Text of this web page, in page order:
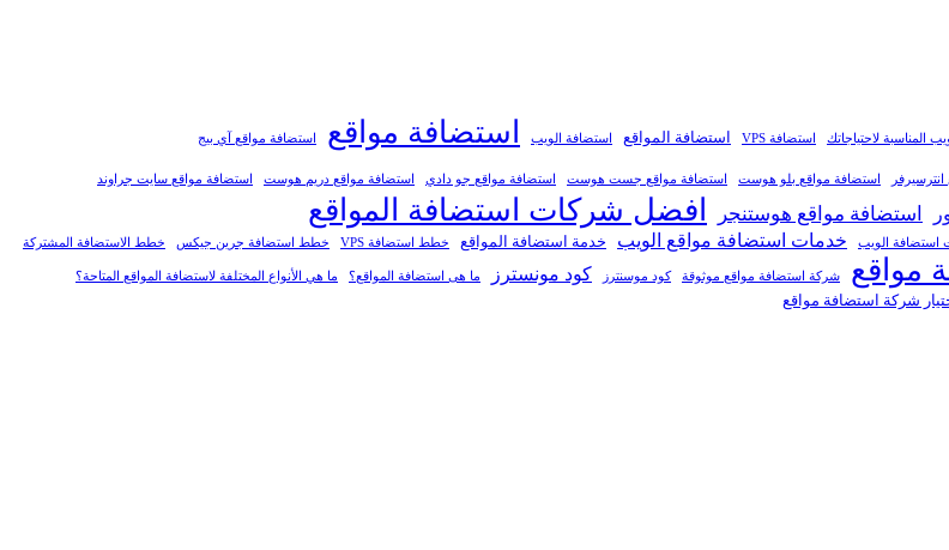
المناسبة لاحتياجاتك استضافة VPS استضافة المواقع استضافة الويب استضافة مواقع استضافة مواقع آي بيج
استضافة مواقع بلو هوست استضافة مواقع جست هوست استضافة مواقع جو دادي استضافة مواقع دريم هوست استضافة مواقع سايت جراوند
استضافة مواقع هوستنجر افضل شركات استضافة المواقع
استضافة الويب خدمات استضافة مواقع الويب خدمة استضافة المواقع خطط استضافة VPS خطط استضافة جرين جيكس خطط الاستضافة المشتركة
مواقع شركة استضافة مواقع موثوقة كود موسنترز كود مونسترز ما هى استضافة المواقع؟
ما هي الأنواع المختلفة لاستضافة المواقع المتاحة؟
شركة استضافة مواقع